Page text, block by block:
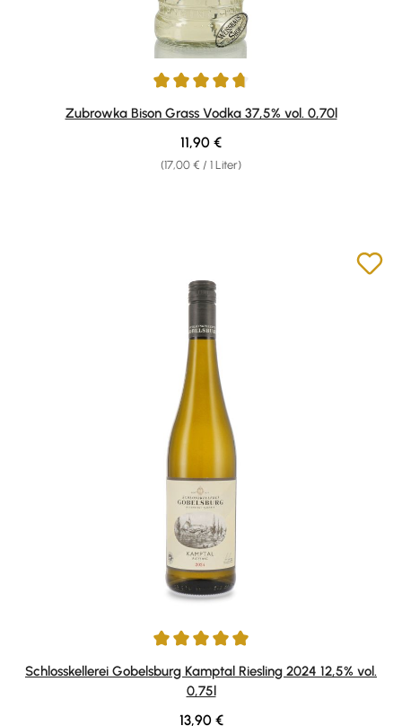
Durchschnittliche Bewertung von 4.86 von 5 Sternen
Zubrowka Bison Grass Vodka 37,5% vol. 0,70l
(17,00 € / 1 Liter)
Regulärer Preis:
11,90 €
Durchschnittliche Bewertung von 5 von 5 Sternen
Schlosskellerei Gobelsburg Kamptal Riesling 2024 12,5% vol.
0,75l
Regulärer Preis:
13,90 €